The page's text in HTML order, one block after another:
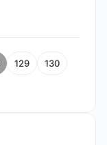
129 130